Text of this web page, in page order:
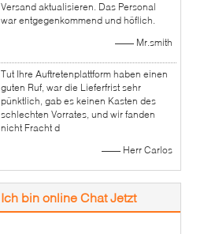
Versand aktualisieren. Das Personal
war entgegenkommend und höflich.
—— Mr.smith
Tut Ihre Auftretenplattform haben einen
guten Ruf, war die Lieferfrist sehr
pünktlich, gab es keinen Kasten des
schlechten Vorrates, und wir fanden
nicht Fracht d
—— Herr Carlos
Ich bin online Chat Jetzt